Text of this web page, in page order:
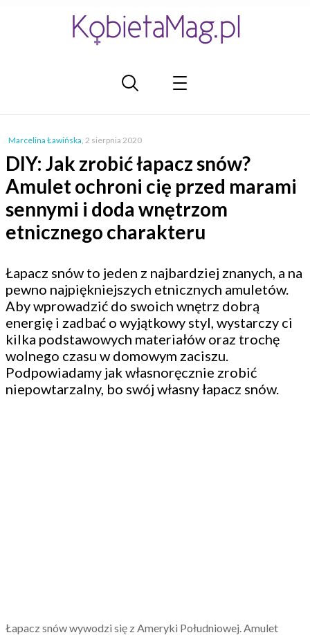
Marcelina Ławińska, 2 sierpnia 2020
DIY: Jak zrobić łapacz snów?
Amulet ochroni cię przed marami
sennymi i doda wnętrzom
etnicznego charakteru
Łapacz snów to jeden z najbardziej znanych, a na
pewno najpiękniejszych etnicznych amuletów.
Aby wprowadzić do swoich wnętrz dobrą
energię i zadbać o wyjątkowy styl, wystarczy ci
kilka podstawowych materiałów oraz trochę
wolnego czasu w domowym zaciszu.
Podpowiadamy jak własnoręcznie zrobić
niepowtarzalny, bo swój własny łapacz snów.
Łapacz snów wywodzi się z Ameryki Południowej. Amulet